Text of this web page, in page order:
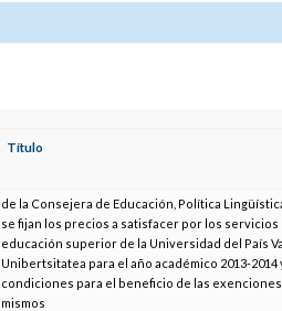
Título
de la Consejera de Educación, Política
se fijan los precios a satisfacer por los servicios
educación superior de la Universidad del País
Unibertsitatea para el año académico 2013-2014
condiciones para el beneficio de las
mismos